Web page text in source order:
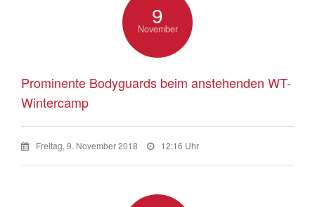
9
November
Prominente Bodyguards beim anstehenden WT-
Wintercamp
Freitag, 9. November 2018 12:16 Uhr